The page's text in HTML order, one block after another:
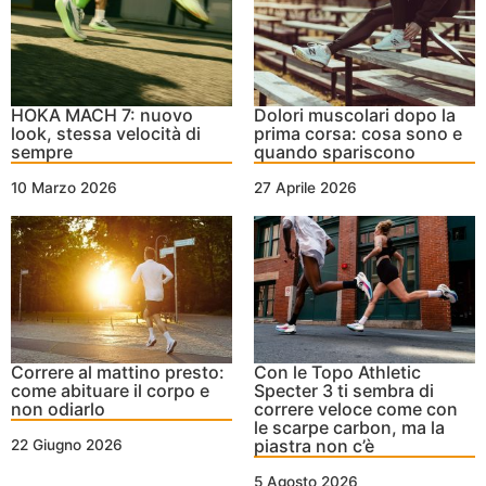
HOKA MACH 7: nuovo
look, stessa velocità di
sempre
10 Marzo 2026
Dolori muscolari dopo la
prima corsa: cosa sono e
quando spariscono
27 Aprile 2026
Correre al mattino presto:
come abituare il corpo e
non odiarlo
22 Giugno 2026
Con le Topo Athletic
Specter 3 ti sembra di
correre veloce come con
le scarpe carbon, ma la
piastra non c’è
5 Agosto 2026